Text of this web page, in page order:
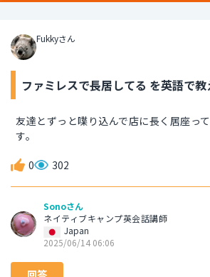
Fukkyさん
ファミレスで長居してる を英語で教
友達とずっと喋り込んで店に長く居座っ
す。
0 302
Sonoさん
ネイティブキャンプ英会話講師
Japan
2025/06/14 06:06